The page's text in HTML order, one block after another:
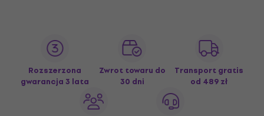
Rozszerzona
gwarancja 3 lata
Zwrot towaru do
30 dni
Transport gratis
od 489 zł